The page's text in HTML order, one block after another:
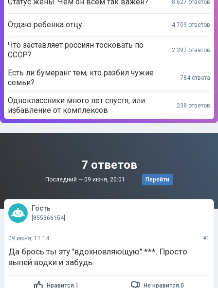
8 627 ответов
Отдаю ребенка отцу... 4 709 ответов
Что заставляет россиян тосковать по
СССР?
2 397 ответов
Есть ли бумеранг тем, кто разбил чужие
семьи?
784 ответа
Одноклассники много лет спустя, или
избавление от комплексов
238 ответов
7 ответов
Последний — 09 июня, 20:01 Перейти
Гость
[855366154]
09 июня, 11:14 #1
Да брось ты эту "вдохновляющую" ***. Просто
выпей водки и забудь.
Нравится 1 Не нравится 0